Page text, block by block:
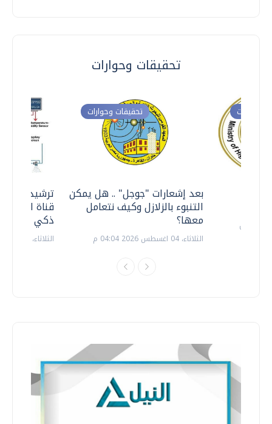
تحقيقات وحوارات
ترشيدا
قناة
ذكي
الثلاثاء، 14 يوليو 2026 06:11 م
تحقيقات وحوارات
بعد إشعارات "جوجل" .. هل يمكن
التنبوء بالزلازل وكيف نتعامل
معها؟
الثلاثاء، 04 اغسطس 2026 04:04 م
وحوارات